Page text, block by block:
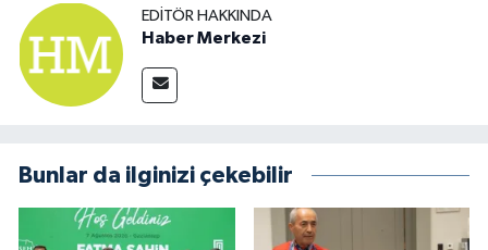
EDITÖR HAKKINDA
Haber Merkezi
Bunlar da ilginizi çekebilir